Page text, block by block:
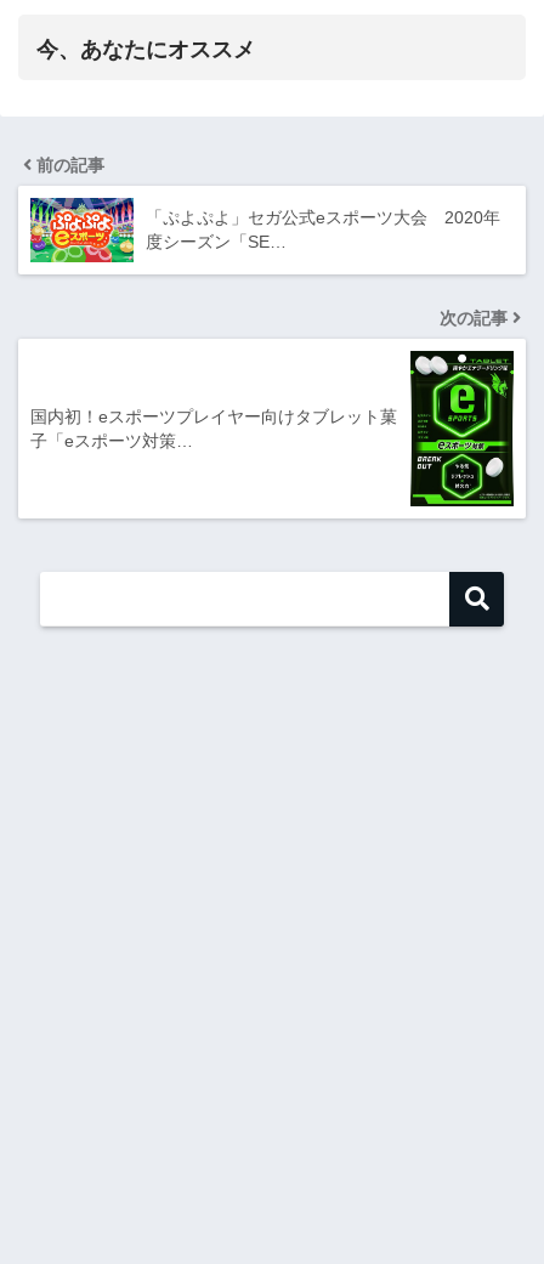
今、あなたにオススメ
前の記事
「ぷよぷよ」セガ公式eスポーツ大会 2020年
度シーズン「SE…
次の記事
国内初！eスポーツプレイヤー向けタブレット菓
子「eスポーツ対策…